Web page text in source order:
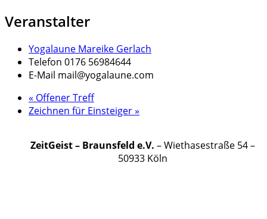
Veranstalter
Yogalaune Mareike Gerlach
Telefon 0176 56984644
E-Mail mail@yogalaune.com
« Offener Treff
Zeichnen für Einsteiger»
ZeitGeist – Braunsfeld e.V. – Wiethasestraße 54 –
50933 Köln